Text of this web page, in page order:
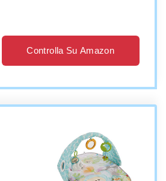
Sostenibile
Controlla Su Amazon